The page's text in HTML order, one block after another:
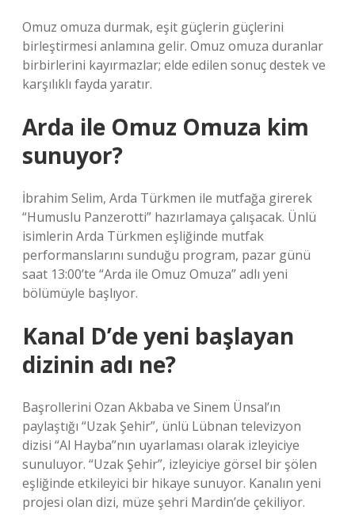
Omuz omuza durmak, eşit güçlerin güçlerini
birleştirmesi anlamına gelir. Omuz omuza duranlar
birbirlerini kayırmazlar; elde edilen sonuç destek ve
karşılıklı fayda yaratır.
Arda ile Omuz Omuza kim
sunuyor?
İbrahim Selim, Arda Türkmen ile mutfağa girerek
“Humuslu Panzerotti” hazırlamaya çalışacak. Ünlü
isimlerin Arda Türkmen eşliğinde mutfak
performanslarını sunduğu program, pazar günü
saat 13:00’te “Arda ile Omuz Omuza” adlı yeni
bölümüyle başlıyor.
Kanal D’de yeni başlayan
dizinin adı ne?
Başrollerini Ozan Akbaba ve Sinem Ünsal’ın
paylaştığı “Uzak Şehir”, ünlü Lübnan televizyon
dizisi “Al Hayba”nın uyarlaması olarak izleyiciye
sunuluyor. “Uzak Şehir”, izleyiciye görsel bir şölen
eşliğinde etkileyici bir hikaye sunuyor. Kanalın yeni
projesi olan dizi, müze şehri Mardin’de çekiliyor.